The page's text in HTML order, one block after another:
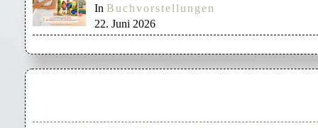
In Buchvorstellungen
22. Juni 2026